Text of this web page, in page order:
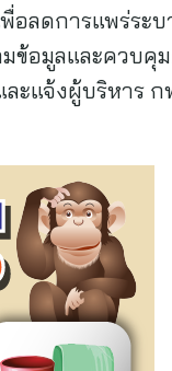
อลดการแพร่ระ
ข้อมูลและควบคุ
แจ้งผู้บริหาร ก